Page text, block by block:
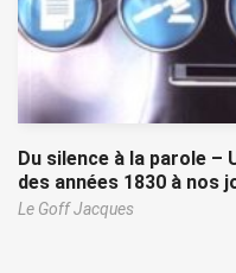
Du silence à la parole –
des années 1830 à nos
Le Goff Jacques